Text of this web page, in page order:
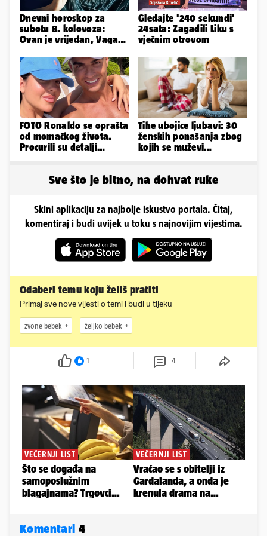
Dnevni horoskop za
subotu 8. kolovoza:
Ovan je vrijedan, Vaga
Gledajte '240 sekundi'
24sata: Zagadili Liku s
vječnim otrovom
FOTO Ronaldo se oprašta
od momačkog života.
Procurili su detalji
Tihe ubojice ljubavi: 30
ženskih ponašanja zbog
kojih se muževi
Sve što je bitno, na dohvat ruke
Skini aplikaciju za najbolje iskustvo portala. Čitaj,
komentiraj i budi uvijek u toku s najnovijim vijestima.
Odaberi temu koju želiš pratiti
Primaj sve nove vijesti o temi i budi u tijeku
zvone bebek željko bebek
1 4
Komentari 4